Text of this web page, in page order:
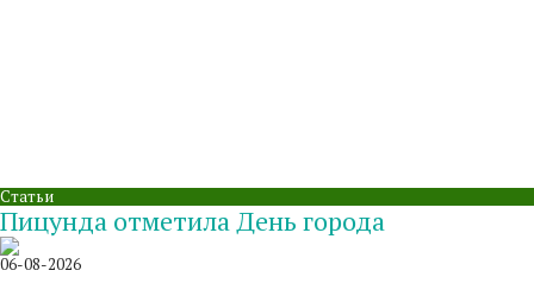
Статьи
Пицунда отметила День города
06-08-2026